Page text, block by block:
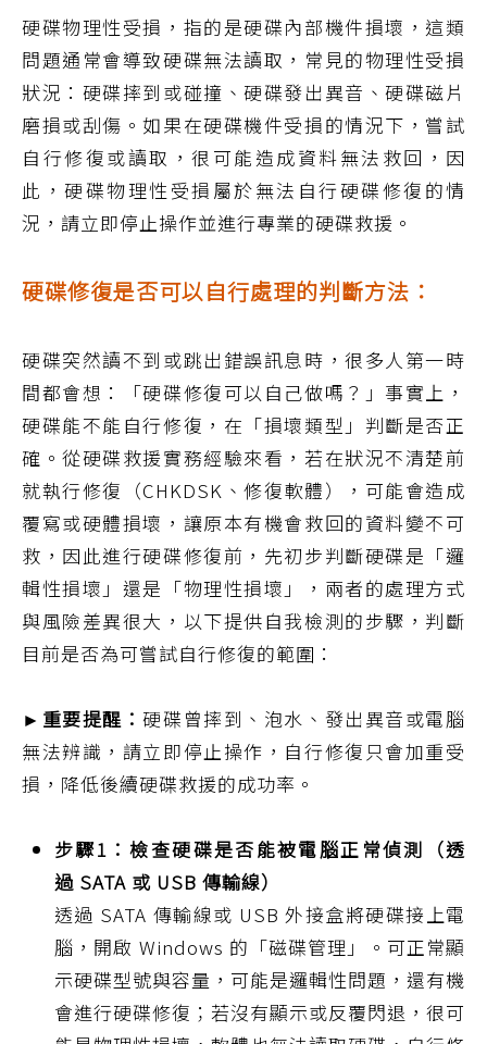
硬碟物理性受損，指的是硬碟內部機件損壞，這類
問題通常會導致硬碟無法讀取，常見的物理性受損
狀況：硬碟摔到或碰撞、硬碟發出異音、硬碟磁片
磨損或刮傷。如果在硬碟機件受損的情況下，嘗試
自行修復或讀取，很可能造成資料無法救回，因
此，硬碟物理性受損屬於無法自行硬碟修復的情
況，請立即停止操作並進行專業的硬碟救援。
硬碟修復是否可以自行處理的判斷方法：
硬碟突然讀不到或跳出錯誤訊息時，很多人第一時
間都會想：「硬碟修復可以自己做嗎？」事實上，
硬碟能不能自行修復，在「損壞類型」判斷是否正
確。從硬碟救援實務經驗來看，若在狀況不清楚前
就執行修復（CHKDSK、修復軟體），可能會造成
覆寫或硬體損壞，讓原本有機會救回的資料變不可
救，因此進行硬碟修復前，先初步判斷硬碟是「邏
輯性損壞」還是「物理性損壞」，兩者的處理方式
與風險差異很大，以下提供自我檢測的步驟，判斷
目前是否為可嘗試自行修復的範圍：
►重要提醒：硬碟曾摔到、泡水、發出異音或電腦
無法辨識，請立即停止操作，自行修復只會加重受
損，降低後續硬碟救援的成功率。
步驟1：檢查硬碟是否能被電腦正常偵測（透
過 SATA 或 USB 傳輸線）
透過 SATA 傳輸線或 USB 外接盒將硬碟接上電
腦，開啟 Windows 的「磁碟管理」。可正常顯
示硬碟型號與容量，可能是邏輯性問題，還有機
會進行硬碟修復；若沒有顯示或反覆閃退，很可